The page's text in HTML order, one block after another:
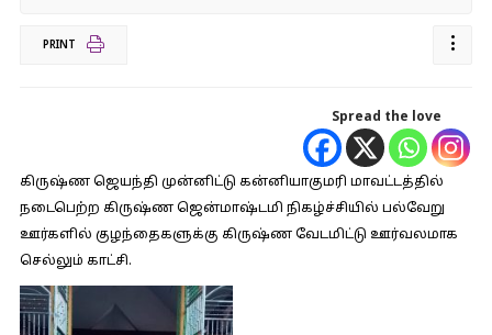
PRINT
Spread the love
கிருஷ்ண ஜெயந்தி முன்னிட்டு கன்னியாகுமரி மாவட்டத்தில்
நடைபெற்ற கிருஷ்ண ஜென்மாஷ்டமி நிகழ்ச்சியில் பல்வேறு
ஊர்களில் குழந்தைகளுக்கு கிருஷ்ண வேடமிட்டு ஊர்வலமாக
செல்லும் காட்சி.